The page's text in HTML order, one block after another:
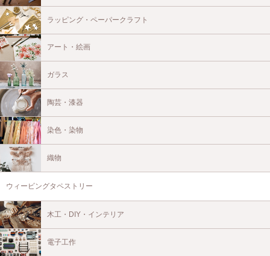
ラッピング・ペーパークラフト
アート・絵画
ガラス
陶芸・漆器
染色・染物
織物
ウィービングタペストリー
木工・DIY・インテリア
電子工作